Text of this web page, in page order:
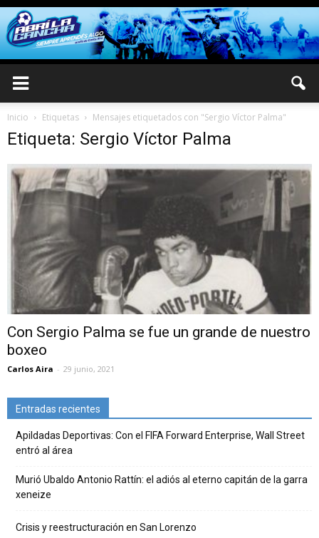
Inicio Etiquetas Mensajes etiquetados con "Sergio Víctor Palma"
Etiqueta: Sergio Víctor Palma
Con Sergio Palma se fue un grande de nuestro
boxeo
Carlos Aira - 29 junio, 2021
Entradas recientes
Apildadas Deportivas: Con el FIFA Forward Enterprise, Wall Street
entró al área
Murió Ubaldo Antonio Rattín: el adiós al eterno capitán de la garra
xeneize
Crisis y reestructuración en San Lorenzo